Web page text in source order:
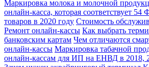
Маркировка молока и молочной
онлайн-касса, которая соответствует 54
товаров в 2020 году Стоимость
Ремонт онлайн-кассы Как выбрать
банковским картам Чем отличаются
онлайн-кассы Маркировка табачной
онлайн-кассам для ИП на ЕНВД в 2018,